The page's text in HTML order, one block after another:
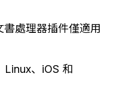
處理器插件僅適用
、iOS 和